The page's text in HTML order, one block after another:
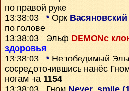
по правой руке
13:38:03 * Орк Васяновский
по голове
13:38:03 Эльф DEMONc
здоровья
13:38:03 * Непобедимый
сосредоточившись нанёс
ногам на 1154
13:38:03 Гном Never_smile